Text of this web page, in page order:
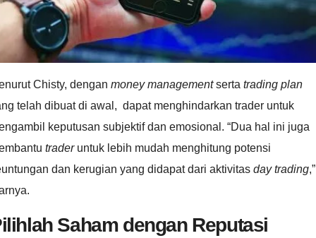
Chisty, dengan money managementserta trading plan
telah dibuat di awal, dapat menghindarkan trader untuk
keputusan subjektif dan emosional. “Dua hal ini juga
traderuntuk lebih mudah menghitung potensi
dan kerugian yang didapat dari aktivitas day trading,”
Saham dengan Reputasi